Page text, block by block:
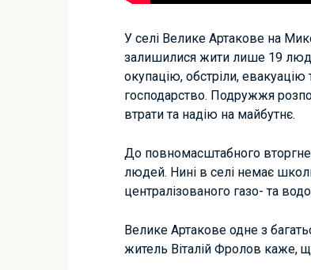
У селі Велике Артакове на
залишилися жити лише 19
окупацію, обстріли,
господарство. Подружжя
втрати та надію на майбутнє.
До повномасштабного
людей. Нині в селі немає
централізованого газо- та
Велике Артакове одне з
житель Віталій Фролов каже,